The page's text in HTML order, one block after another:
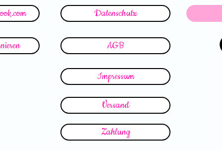
Datenschutz
AGB
Impressum
Versand
Zahlung